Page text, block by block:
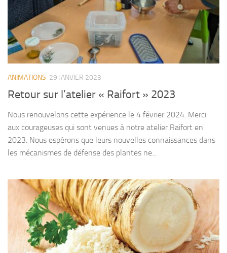
ANIMATIONS 29 JANVIER 2023
Retour sur l’atelier « Raifort » 2023
Nous renouvelons cette expérience le 4 février 2024. Merci
aux courageuses qui sont venues à notre atelier Raifort en
2023. Nous espérons que leurs nouvelles connaissances dans
les mécanismes de défense des plantes ne...